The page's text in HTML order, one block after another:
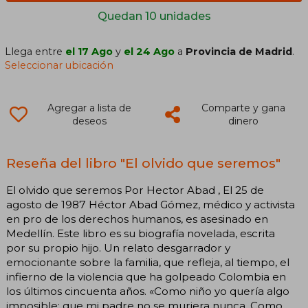
Quedan 10 unidades
Llega entre el 17 Ago y el 24 Ago a Provincia de Madrid.
Seleccionar ubicación
Agregar a lista de
deseos
Comparte y gana
dinero
Reseña del libro "El olvido que seremos"
El olvido que seremos Por Hector Abad , El 25 de
agosto de 1987 Héctor Abad Gómez, médico y activista
en pro de los derechos humanos, es asesinado en
Medellín. Este libro es su biografía novelada, escrita
por su propio hijo. Un relato desgarrador y
emocionante sobre la familia, que refleja, al tiempo, el
infierno de la violencia que ha golpeado Colombia en
los últimos cincuenta años. «Como niño yo quería algo
imposible: que mi padre no se muriera nunca. Como